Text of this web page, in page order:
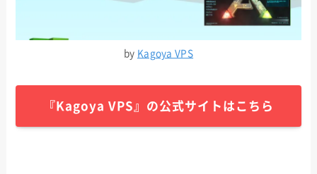
by Kagoya VPS
『Kagoya VPS』の公式サイトはこちら